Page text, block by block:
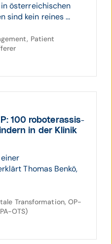
österreichischen
sind kein reines ...
Patient
100 roboter­assis­
in der Klinik
Thomas Benkö,
Transformation, OP-
OTS)